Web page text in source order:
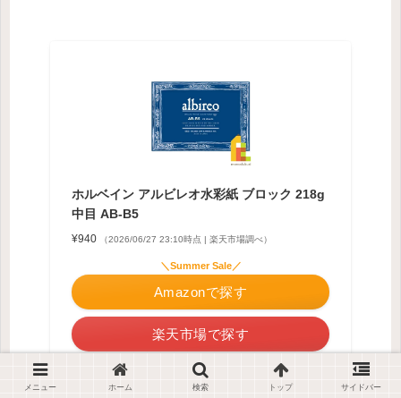
ホルベイン アルビレオ水彩紙 ブロック 218g
中目 AB-B5
¥940 （2026/06/27 23:10時点 | 楽天市場調べ）
＼Summer Sale／
Amazonで探す
楽天市場で探す
Yahooショッピングで探す
メニュー ホーム 検索 トップ サイドバー